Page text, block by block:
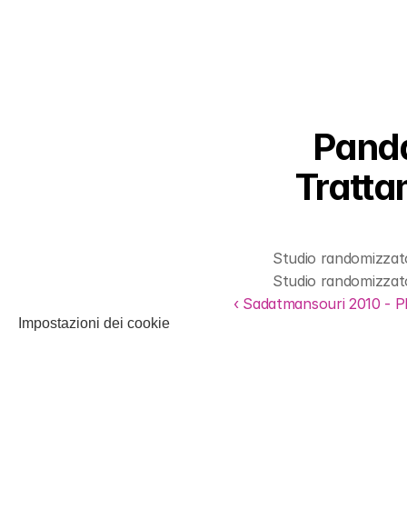
Studio
Studio
‹ Sadatmansouri 2010 -
Impostazioni dei cookie